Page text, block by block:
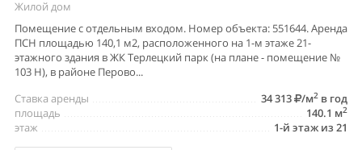
Жилой дом
Помещение с отдельным входом. Номер объекта: 551644. Аренда
ПСН площадью 140,1 м2, расположенного на 1-м этаже 21-
этажного здания в ЖК Терлецкий парк (на плане - помещение №
103 Н), в районе Перово...
34 313
/м2 в год
Ставка аренды
140.1 м2
площадь
1-й этаж из 21
этаж